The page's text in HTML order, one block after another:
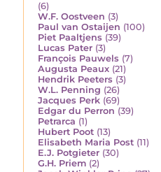
(6)
W.F. Oostveen (3)
Paul van Ostaijen (100)
Piet Paaltjens (39)
Lucas Pater (3)
François Pauwels (7)
Augusta Peaux (21)
Hendrik Peeters (3)
W.L. Penning (26)
Jacques Perk (69)
Edgar du Perron (39)
Petrarca (1)
Hubert Poot (13)
Elisabeth Maria Post (11)
E.J. Potgieter (30)
G.H. Priem (2)